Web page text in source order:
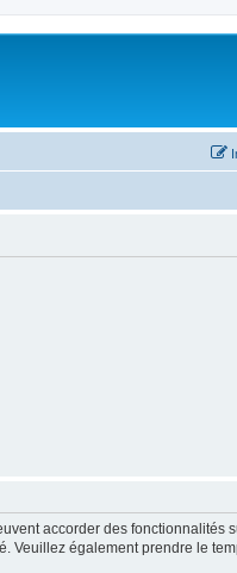
accorder des fonctionnalités
Veuillez également prendre le